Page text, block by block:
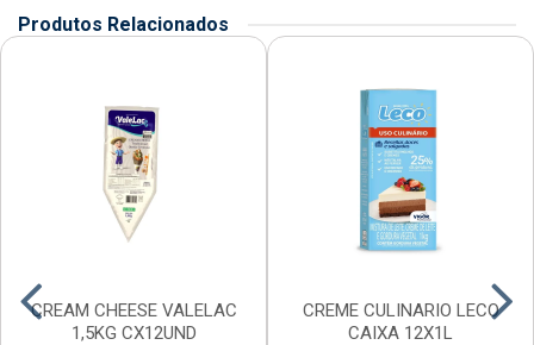
Produtos Relacionados
CREAM CHEESE VALELAC
1,5KG CX12UND
CREME CULINARIO LECO
CAIXA 12X1L